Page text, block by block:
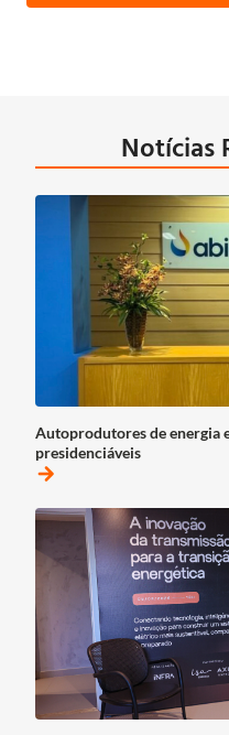
Notícias
Autoprodutores de energia
presidenciáveis
arrow_forward